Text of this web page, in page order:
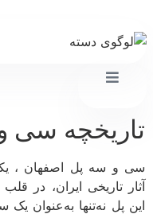
سی و
سه پل اصفهان ، یکی از
تاریخی ایران، در قلب
پل نه‌تنها به‌عنوان یک